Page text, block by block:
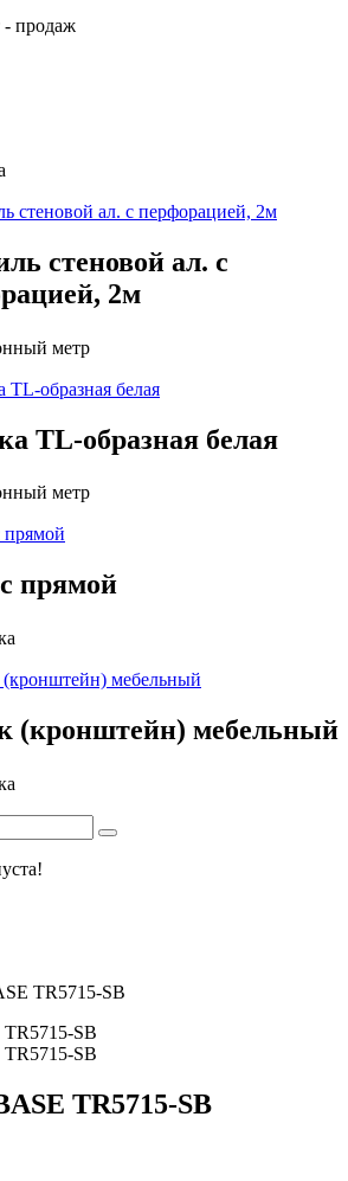
- продаж
стеновой ал. с
2м
метр
TL-образная белая
метр
прямой
(кронштейн) мебельный
TR5715-SB
TR5715-SB